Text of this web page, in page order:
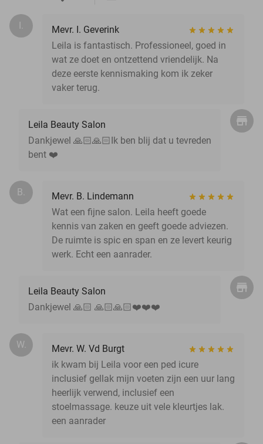
I.
Mevr. I. Geverink
Leila is fantastisch. Professioneel, goed in
wat ze doet en ontzettend vriendelijk. Na
deze eerste kennismaking kom ik zeker
vaker terug.
Leila Beauty Salon
Dankjewel 🙏🏻🙏🏻Ik ben blij dat u tevreden
bent ❤️
B.
Mevr. B. Lindemann
Wat een fijne salon. Leila heeft goede
kennis van zaken en geeft goede adviezen.
De ruimte is spic en span en ze levert keurig
werk. Echt een aanrader.
Leila Beauty Salon
Dankjewel 🙏🏻 🙏🏻🙏🏻❤️❤️❤️
W.
Mevr. W. Vd Burgt
ik kwam bij Leila voor een ped icure
inclusief gellak mijn voeten zijn een uur lang
heerlijk verwend, inclusief een
stoelmassage. keuze uit vele kleurtjes lak.
een aanrader